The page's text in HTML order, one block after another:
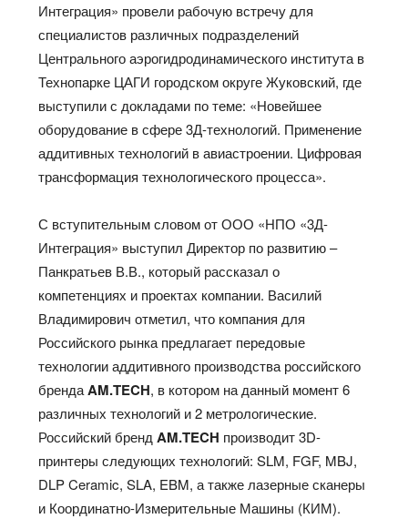
Интеграция» провели рабочую встречу для
специалистов различных подразделений
Центрального аэрогидродинамического института в
Технопарке ЦАГИ городском округе Жуковский, где
выступили с докладами по теме: «Новейшее
оборудование в сфере 3Д-технологий. Применение
аддитивных технологий в авиастроении. Цифровая
трансформация технологического процесса».
С вступительным словом от ООО «НПО «3Д-
Интеграция» выступил Директор по развитию –
Панкратьев В.В., который рассказал о
компетенциях и проектах компании. Василий
Владимирович отметил, что компания для
Российского рынка предлагает передовые
технологии аддитивного производства российского
брендаAM.TECH, в котором на данный момент 6
различных технологий и 2 метрологические.
Российский брендAM.TECH производит 3D-
принтеры следующих технологий: SLM, FGF, MBJ,
DLP Ceramic, SLA, EBM, а также лазерные сканеры
и Координатно-Измерительные Машины (КИМ).